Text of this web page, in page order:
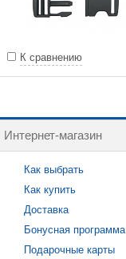
К сравнению
Интернет-магазин
Как выбрать
Как купить
Доставка
Бонусная программа
Подарочные карты